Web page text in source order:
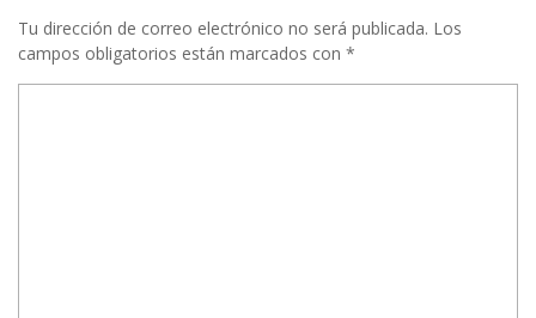
Tu dirección de correo electrónico no será publicada. Los
campos obligatorios están marcados con *